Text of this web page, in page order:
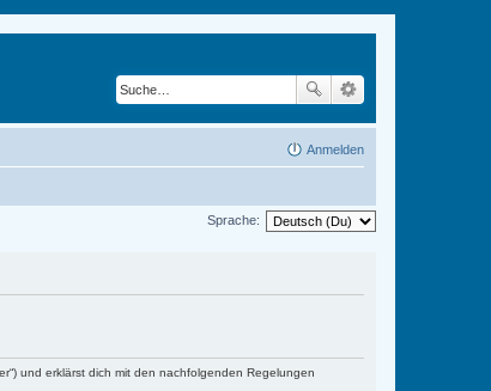
Anmelden
Sprache:
und erklärst dich mit den nachfolgenden Regelungen